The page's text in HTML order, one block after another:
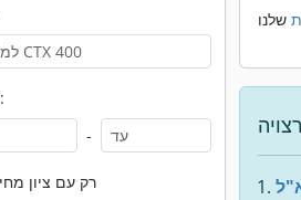
מחיר:
-
רק עם ציון